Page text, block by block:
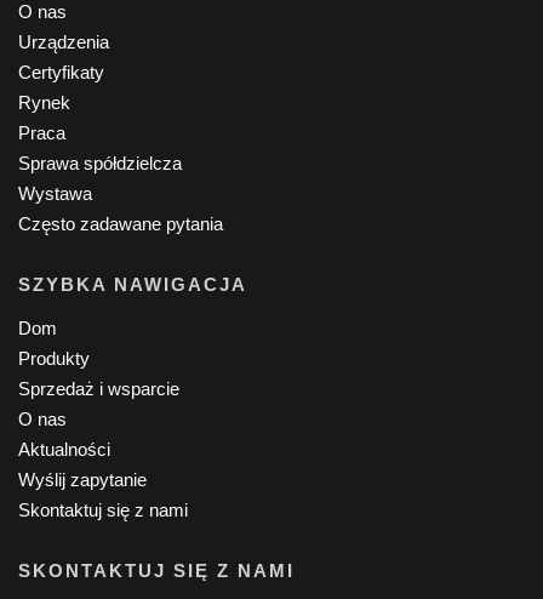
O nas
Urządzenia
Certyfikaty
Rynek
Praca
Sprawa spółdzielcza
Wystawa
Często zadawane pytania
SZYBKA NAWIGACJA
Dom
Produkty
Sprzedaż i wsparcie
O nas
Aktualności
Wyślij zapytanie
Skontaktuj się z nami
SKONTAKTUJ SIĘ Z NAMI